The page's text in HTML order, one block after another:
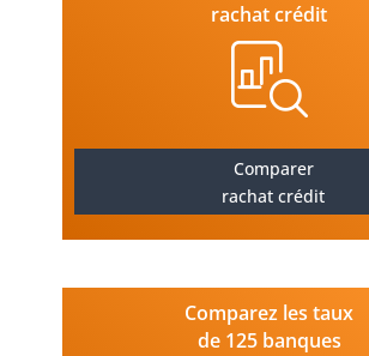
rachat crédit
Comparer
rachat crédit
Comparez les taux
de 125 banques